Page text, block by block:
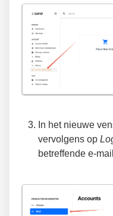
In het nieuwe
vervolgens op
betreffende e-